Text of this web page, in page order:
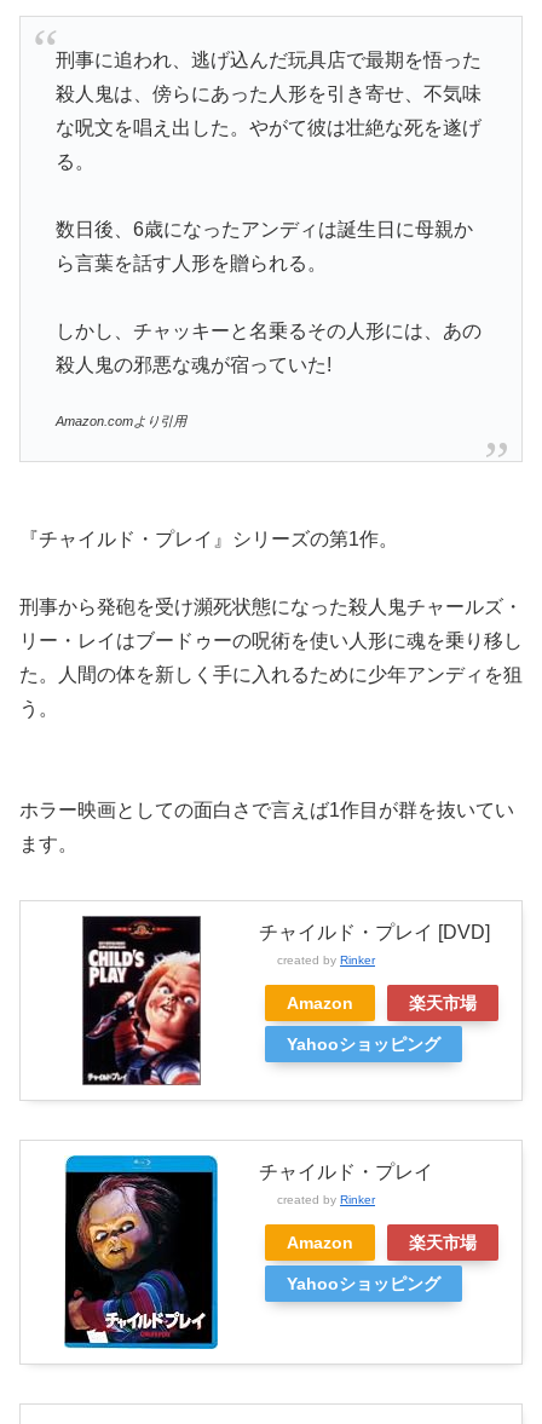
刑事に追われ、逃げ込んだ玩具店で最期を悟った
殺人鬼は、傍らにあった人形を引き寄せ、不気味
な呪文を唱え出した。やがて彼は壮絶な死を遂げ
る。
数日後、6歳になったアンディは誕生日に母親か
ら言葉を話す人形を贈られる。
しかし、チャッキーと名乗るその人形には、あの
殺人鬼の邪悪な魂が宿っていた!
Amazon.comより引用
『チャイルド・プレイ』シリーズの第1作。
刑事から発砲を受け瀕死状態になった殺人鬼チャールズ・
リー・レイはブードゥーの呪術を使い人形に魂を乗り移し
た。人間の体を新しく手に入れるために少年アンディを狙
う。
ホラー映画としての面白さで言えば1作目が群を抜いてい
ます。
チャイルド・プレイ [DVD]
created by Rinker
Amazon 楽天市場
Yahooショッピング
チャイルド・プレイ
created by Rinker
Amazon 楽天市場
Yahooショッピング